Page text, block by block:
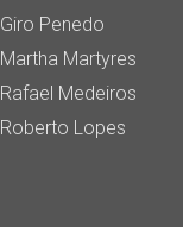
Giro Penedo
Martha Martyres
Rafael Medeiros
Roberto Lopes